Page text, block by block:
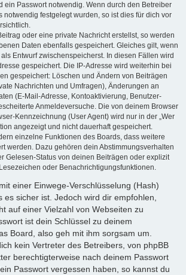
ein Passwort notwendig. Wenn durch den Betreiber
notwendig festgelegt wurden, so ist dies für dich vor
oder eine private Nachricht erstellst, so werden
Daten ebenfalls gespeichert. Gleiches gilt, wenn
Entwurf zwischenspeicherst. In diesen Fällen wird
gespeichert. Die IP-Adresse wird weiterhin bei
gespeichert: Löschen und Ändern von Beiträgen
Nachrichten und Umfragen), Änderungen an
(E-Mail-Adresse, Kontoaktivierung, Benutzer-
Anmeldeversuche. Die von deinem Browser
Kennzeichnung (User Agent) wird nur in der „Wer
angezeigt und nicht dauerhaft gespeichert.
einzelne Funktionen des Boards, dass weitere
werden. Dazu gehören dein Abstimmungsverhalten
Gelesen-Status von deinen Beiträgen oder explizit
oder Benachrichtigungsfunktionen.
einer Einwege-Verschlüsselung (Hash)
es sicher ist. Jedoch wird dir empfohlen,
auf einer Vielzahl von Webseiten zu
ist dein Schlüssel zu deinem
Board, also geh mit ihm sorgsam um.
kein Vertreter des Betreibers, von phpBB
berechtigterweise nach deinem Passwort
Passwort vergessen haben, so kannst du